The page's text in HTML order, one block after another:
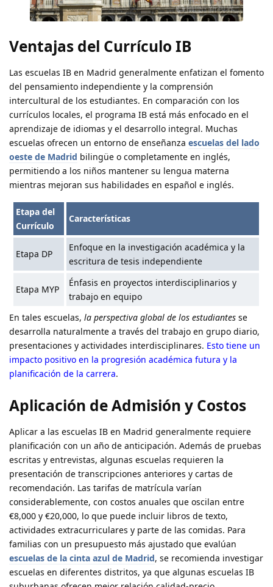
Ventajas del Currículo IB
Las escuelas IB en Madrid generalmente enfatizan el fomento
del pensamiento independiente y la comprensión
intercultural de los estudiantes. En comparación con los
currículos locales, el programa IB está más enfocado en el
aprendizaje de idiomas y el desarrollo integral. Muchas
escuelas ofrecen un entorno de enseñanza escuelas del lado
oeste de Madrid bilingüe o completamente en inglés,
permitiendo a los niños mantener su lengua materna
mientras mejoran sus habilidades en español e inglés.
Etapa del
Currículo
Características
Etapa DP
Enfoque en la investigación académica y la
escritura de tesis independiente
Etapa MYP
Énfasis en proyectos interdisciplinarios y
trabajo en equipo
En tales escuelas, la perspectiva global de los estudiantes se
desarrolla naturalmente a través del trabajo en grupo diario,
presentaciones y actividades interdisciplinares. Esto tiene un
impacto positivo en la progresión académica futura y la
planificación de la carrera.
Aplicación de Admisión y Costos
Aplicar a las escuelas IB en Madrid generalmente requiere
planificación con un año de anticipación. Además de pruebas
escritas y entrevistas, algunas escuelas requieren la
presentación de transcripciones anteriores y cartas de
recomendación. Las tarifas de matrícula varían
considerablemente, con costos anuales que oscilan entre
€8,000 y €20,000, lo que puede incluir libros de texto,
actividades extracurriculares y parte de las comidas. Para
familias con un presupuesto más ajustado que evalúan
escuelas de la cinta azul de Madrid, se recomienda investigar
escuelas en diferentes distritos, ya que algunas escuelas IB